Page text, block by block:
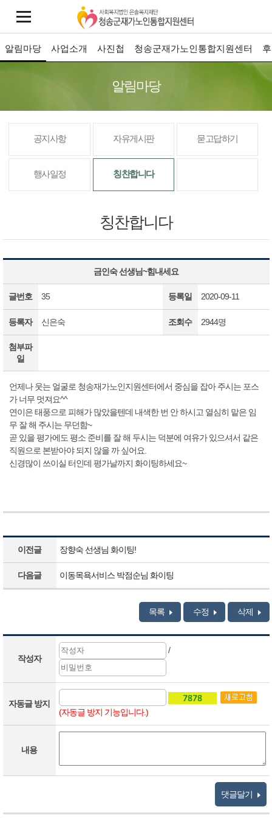
알림마당 사업소개 사진첩 청송군재가노인통합지원센터
알림마당
공지사항 자유게시판 묻고답하기
행사일정 칭찬합니다
칭찬합니다
금인숙 선생님~힘내세요
글번호 35 등록일 2020-09-11
등록자 신은숙 조회수 2944명
첨부파
일
언제나 웃는 얼굴로 청송재가노인지원센터에서 중심을 잡아 주시는 포스
가 너무 멋져요^^
연이은 태풍으로 피해가 많았을텐데 내색한 번 안 하시고 열심히 맡은 임
무 잘 해 주시는 무던함~
곧 있을 평가에도 평소 준비를 잘 해 두시는 덕분에 여유가 있으셔서 같은
직원으로 본받아야 되지 않을 까 싶어요.
신경많이 쓰이실 터인데 평가날까지 화이팅하세요~
이전글 장향숙 선생님 화이팅!
다음글 이동목욕서비스 박점순님 화이팅
목록 수정 삭제
작성자
/
자동글 방지
(자동글 방지 기능입니다.)
내용
댓글달기